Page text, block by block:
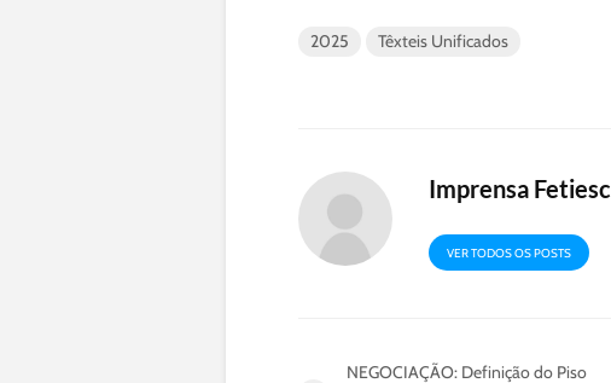
2025 Têxteis Unificados
Imprensa Fetiesc
VER TODOS OS POSTS
NEGOCIAÇÃO: Definição do Piso